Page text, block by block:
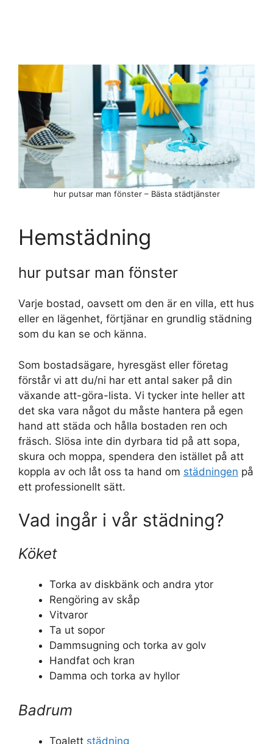
hur putsar man fönster – Bästa städtjänster
Hemstädning
hur putsar man fönster
Varje bostad, oavsett om den är en villa, ett hus
eller en lägenhet, förtjänar en grundlig städning
som du kan se och känna.
Som bostadsägare, hyresgäst eller företag
förstår vi att du/ni har ett antal saker på din
växande att-göra-lista. Vi tycker inte heller att
det ska vara något du måste hantera på egen
hand att städa och hålla bostaden ren och
fräsch. Slösa inte din dyrbara tid på att sopa,
skura och moppa, spendera den istället på att
koppla av och låt oss ta hand om städningen på
ett professionellt sätt.
Vad ingår i vår städning?
Köket
Torka av diskbänk och andra ytor
Rengöring av skåp
Vitvaror
Ta ut sopor
Dammsugning och torka av golv
Handfat och kran
Damma och torka av hyllor
Badrum
Toalett städning